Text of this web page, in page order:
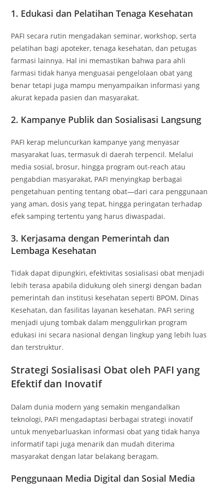
1. Edukasi dan Pelatihan Tenaga Kesehatan
PAFI secara rutin mengadakan seminar, workshop, serta
pelatihan bagi apoteker, tenaga kesehatan, dan petugas
farmasi lainnya. Hal ini memastikan bahwa para ahli
farmasi tidak hanya menguasai pengelolaan obat yang
benar tetapi juga mampu menyampaikan informasi yang
akurat kepada pasien dan masyarakat.
2. Kampanye Publik dan Sosialisasi Langsung
PAFI kerap meluncurkan kampanye yang menyasar
masyarakat luas, termasuk di daerah terpencil. Melalui
media sosial, brosur, hingga program out-reach atau
pengabdian masyarakat, PAFI menyingkap berbagai
pengetahuan penting tentang obat—dari cara penggunaan
yang aman, dosis yang tepat, hingga peringatan terhadap
efek samping tertentu yang harus diwaspadai.
3. Kerjasama dengan Pemerintah dan
Lembaga Kesehatan
Tidak dapat dipungkiri, efektivitas sosialisasi obat menjadi
lebih terasa apabila didukung oleh sinergi dengan badan
pemerintah dan institusi kesehatan seperti BPOM, Dinas
Kesehatan, dan fasilitas layanan kesehatan. PAFI sering
menjadi ujung tombak dalam menggulirkan program
edukasi ini secara nasional dengan lingkup yang lebih luas
dan terstruktur.
Strategi Sosialisasi Obat oleh PAFI yang
Efektif dan Inovatif
Dalam dunia modern yang semakin mengandalkan
teknologi, PAFI mengadaptasi berbagai strategi inovatif
untuk menyebarluaskan informasi obat yang tidak hanya
informatif tapi juga menarik dan mudah diterima
masyarakat dengan latar belakang beragam.
Penggunaan Media Digital dan Sosial Media